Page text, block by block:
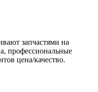
запчастями на
профессиональные
цена/качество.